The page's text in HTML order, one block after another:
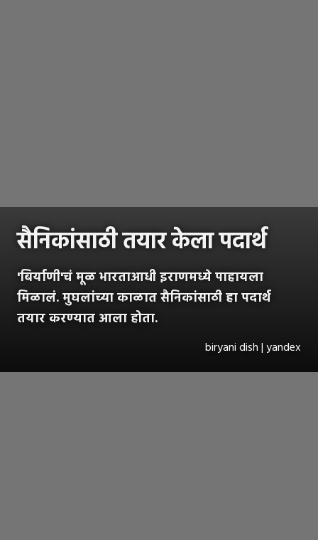
सैनिकांसाठी तयार केला पदार्थ
'बिर्याणी'चं मूळ भारताआधी इराणमध्ये पाहायला
मिळालं. मुघलांच्या काळात सैनिकांसाठी हा पदार्थ
तयार करण्यात आला होता.
biryani dish | yandex